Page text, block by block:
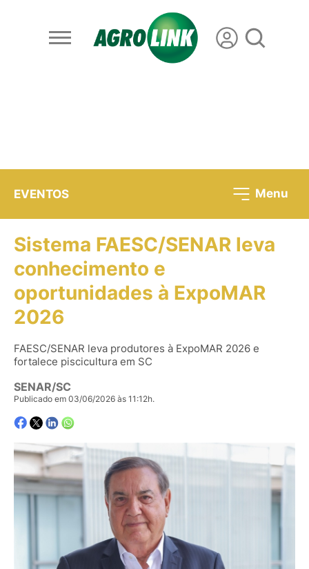
EVENTOS Menu
Sistema FAESC/SENAR leva
conhecimento e
oportunidades à ExpoMAR
2026
FAESC/SENAR leva produtores à ExpoMAR 2026 e
fortalece piscicultura em SC
SENAR/SC
Publicado em 03/06/2026 às 11:12h.